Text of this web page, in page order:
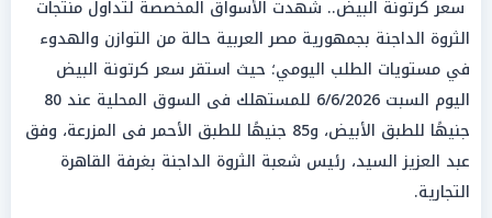
سعر كرتونة البيض.. شهدت الأسواق المخصصة لتداول منتجات
الثروة الداجنة بجمهورية مصر العربية حالة من التوازن والهدوء
في مستويات الطلب اليومي؛ حيث استقر سعر كرتونة البيض
اليوم السبت 6/6/2026 للمستهلك فى السوق المحلية عند 80
جنيهًا للطبق الأبيض، و85 جنيهًا للطبق الأحمر فى المزرعة، وفق
عبد العزيز السيد، رئيس شعبة الثروة الداجنة بغرفة القاهرة
التجارية.